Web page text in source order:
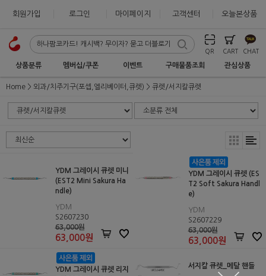
회원가입 로그인 마이페이지 고객센터 오늘본상품
QR CART CHAT
상품분류 멤버십/쿠폰 이벤트 구매물품조회 관심상품
Home 외과/치주기구(포셉,엘리베이터,큐렛) 큐렛/서지칼큐렛
YDM 그레이시 큐렛 미니
(EST2 Mini Sakura Ha
ndle)
YDM
S2607230
63,000원
63,000원
YDM 그레이시 큐렛 (ES
T2 Soft Sakura Handl
e)
YDM
S2607229
63,000원
63,000원
YDM 그레이시 큐렛 리지
서지칼 큐렛_메탈 핸들